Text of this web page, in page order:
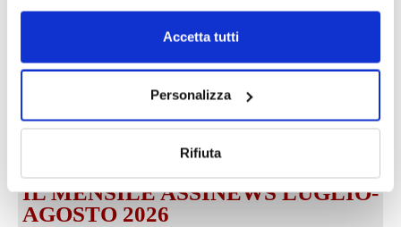
Accetta tutti
Personalizza
Rifiuta
partecipazione alla Convention degli
intermediari partner 2026
dell’IA sul futuro e oltre)
1 Luglio 2026
IL MENSILE ASSINEWS LUGLIO-
AGOSTO 2026